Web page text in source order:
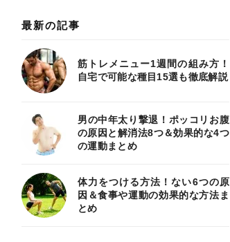
最新の記事
筋トレメニュー1週間の組み方！
自宅で可能な種目15選も徹底解説
男の中年太り撃退！ポッコリお腹
の原因と解消法8つ＆効果的な4つ
の運動まとめ
体力をつける方法！ない6つの原
因＆食事や運動の効果的な方法ま
とめ